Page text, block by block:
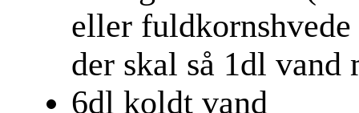
eller
der skal så 1dl vand
6dl koldt vand